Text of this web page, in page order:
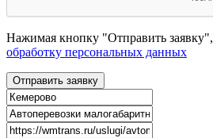
Нажимая кнопку "Отправить заявку",
обработку персональных данных